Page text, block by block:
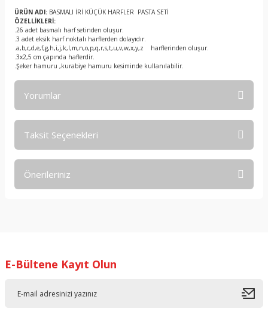
ÜRÜN ADI: BASMALI İRİ KÜÇÜK HARFLER PASTA SETİ
ÖZELLİKLERİ:
.26 adet basmalı harf setinden oluşur.
.3 adet eksik harf noktalı harflerden dolayıdır.
.a,b,c,d,e,f,g,h,i,j,k,l,m,n,o,p,q,r,s,t,u,v,w,x,y,z harflerinden oluşur.
.3x2,5 cm çapında haflerdir.
.Şeker hamuru ,kurabiye hamuru kesiminde kullanılabilir.
Yorumlar
Taksit Seçenekleri
Önerileriniz
Ürün resmi kalitesiz, bozuk veya görüntülenemiyor.
E-Bültene Kayıt Olun